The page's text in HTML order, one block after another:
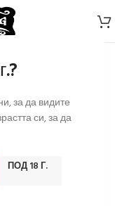
за да видите
си, за да
ПОД 18 Г.